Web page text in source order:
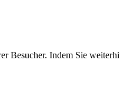
Besucher. Indem Sie